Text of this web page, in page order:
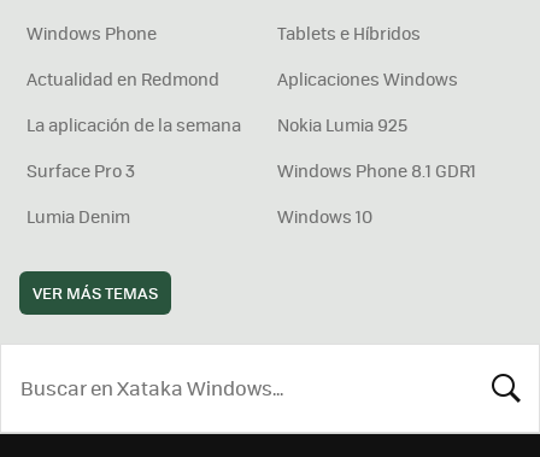
Windows Phone
Tablets e Híbridos
Actualidad en Redmond
Aplicaciones Windows
La aplicación de la semana
Nokia Lumia 925
Surface Pro 3
Windows Phone 8.1 GDR1
Lumia Denim
Windows 10
VER MÁS TEMAS